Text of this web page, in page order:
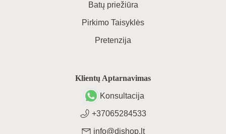
Batų priežiūra
Pirkimo Taisyklės
Pretenzija
Klientų Aptarnavimas
Konsultacija
+37065284533
info@dishop.lt